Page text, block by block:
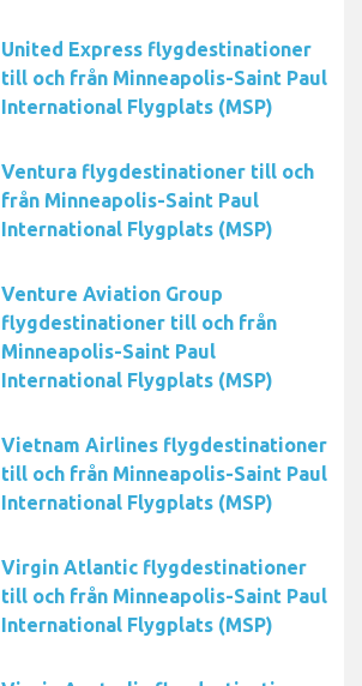
United Express flygdestinationer
till och från Minneapolis-Saint Paul
International Flygplats (MSP)
Ventura flygdestinationer till och
från Minneapolis-Saint Paul
International Flygplats (MSP)
Venture Aviation Group
flygdestinationer till och från
Minneapolis-Saint Paul
International Flygplats (MSP)
Vietnam Airlines flygdestinationer
till och från Minneapolis-Saint Paul
International Flygplats (MSP)
Virgin Atlantic flygdestinationer
till och från Minneapolis-Saint Paul
International Flygplats (MSP)